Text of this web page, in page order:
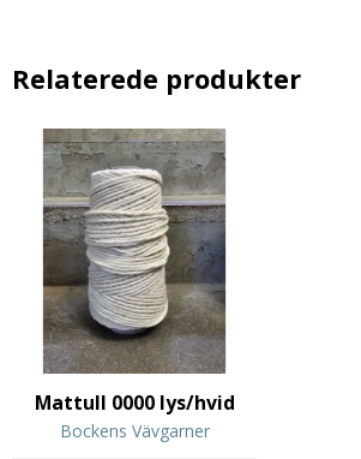
Relaterede produkter
Mattull 0000 lys/hvid
Bockens Vävgarner